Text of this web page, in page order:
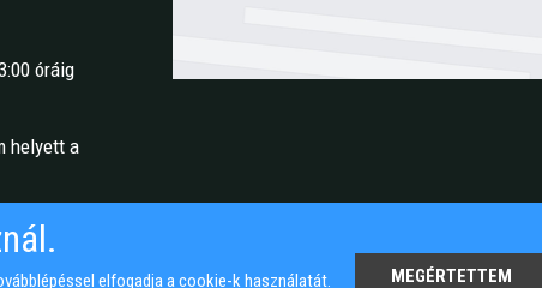
óráig
helyett a
elfogadja a cookie-k használatát. MEGÉRTETTEM